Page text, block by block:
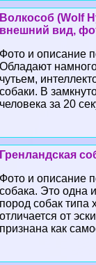
Волкособ (Wolf
внешний вид,
Фото и описание
Обладают
чутьем,
собаки. В
человека за 20
Гренландская
Фото и описание
собака. Это одна
пород собак типа
отличается от
признана как